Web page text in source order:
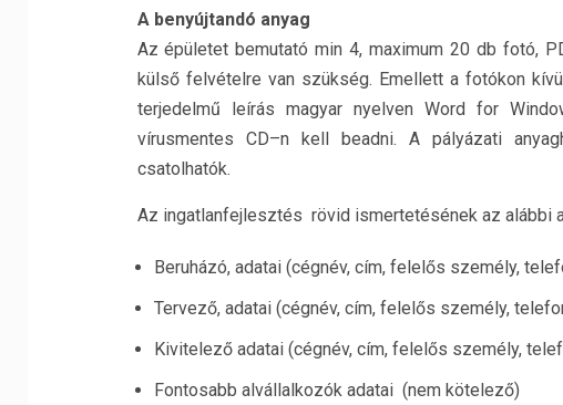
A benyújtandó anyag
Az épületet bemutató min 4, maximum 20 db fotó,
külső felvételre van szükség. Emellett a fotókon
terjedelmű leírás magyar nyelven Word for
vírusmentes CD–n kell beadni. A pályázati
csatolhatók.
Az ingatlanfejlesztés rövid ismertetésének az alábbi
Beruházó, adatai (cégnév, cím, felelős személy,
Tervező, adatai (cégnév, cím, felelős személy,
Kivitelező adatai (cégnév, cím, felelős személy,
Fontosabb alvállalkozók adatai (nem kötelező)